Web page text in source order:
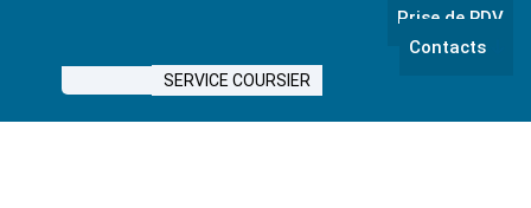
Prise de RDV
Contacts
SERVICE COURSIER